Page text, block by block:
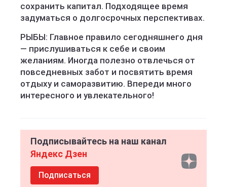
сохранить капитал. Подходящее время
задуматься о долгосрочных перспективах.
РЫБЫ: Главное правило сегодняшнего дня
— прислушиваться к себе и своим
желаниям. Иногда полезно отвлечься от
повседневных забот и посвятить время
отдыху и саморазвитию. Впереди много
интересного и увлекательного!
Подписывайтесь на наш канал
Яндекс Дзен
Подписаться